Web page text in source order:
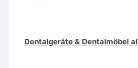
Dentalgeräte & Dentalmöbel